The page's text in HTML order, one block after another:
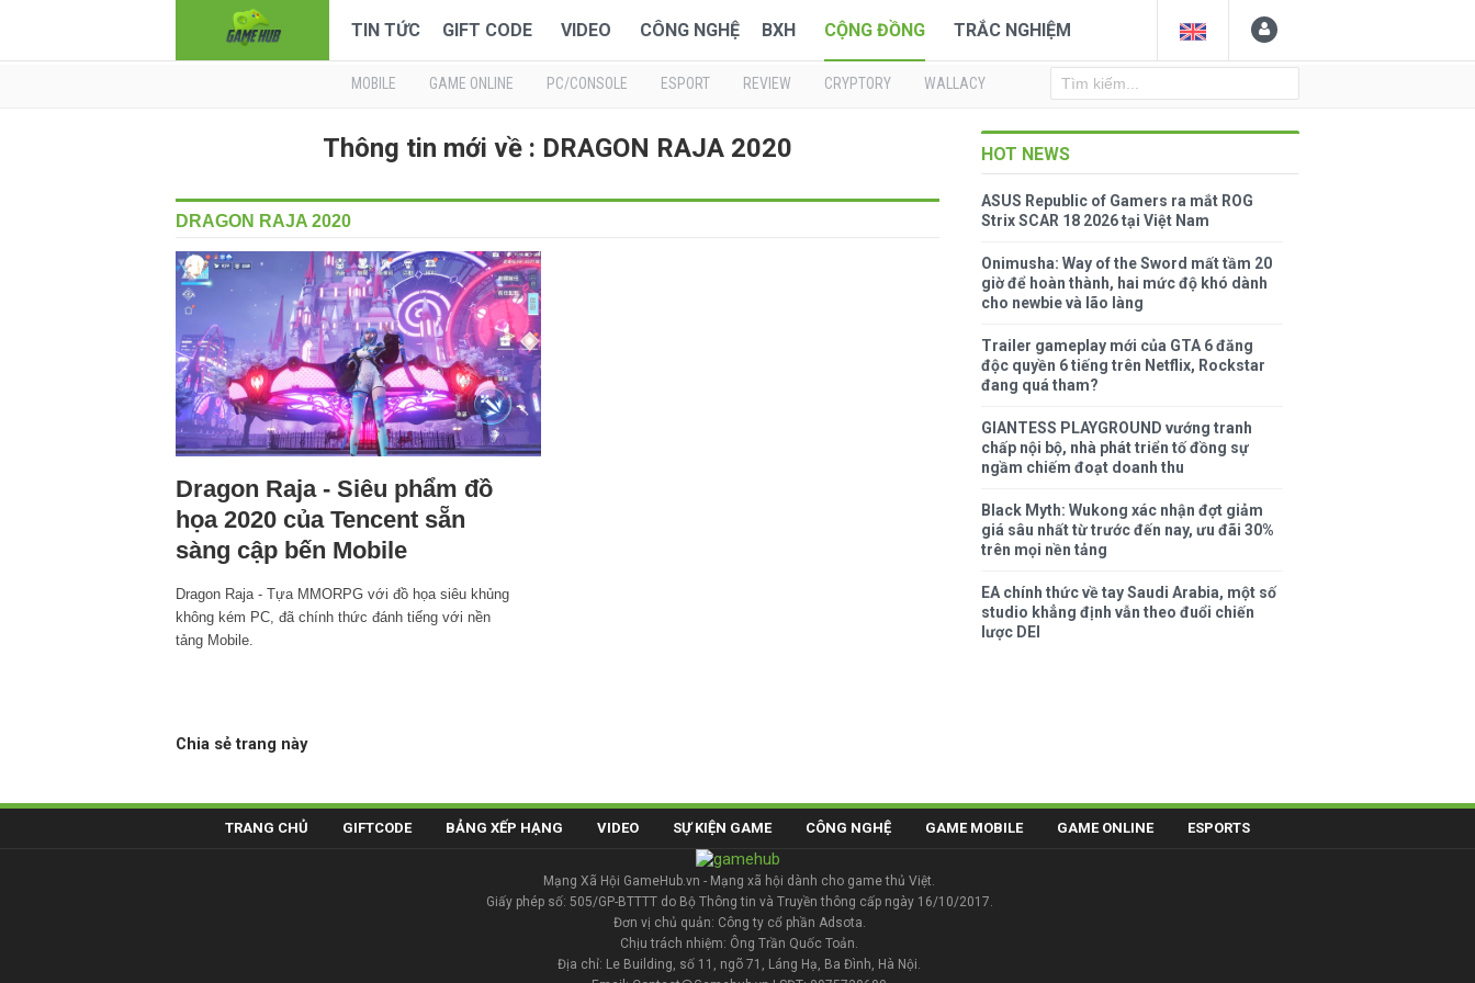
TIN TỨC GIFT CODE VIDEO CÔNG NGHỆ BXH CỘNG ĐỒNG TRẮC NGHIỆM
MOBILE GAME ONLINE PC/CONSOLE ESPORT REVIEW CRYPTORY WALLACY
Thông tin mới về : DRAGON RAJA 2020
DRAGON RAJA 2020
Dragon Raja - Siêu phẩm đồ
họa 2020 của Tencent sẵn
sàng cập bến Mobile
Dragon Raja - Tựa MMORPG với đồ họa siêu khủng
không kém PC, đã chính thức đánh tiếng với nền
tảng Mobile.
Chia sẻ trang này
HOT NEWS
ASUS Republic of Gamers ra mắt ROG
Strix SCAR 18 2026 tại Việt Nam
Onimusha: Way of the Sword mất tầm 20
giờ để hoàn thành, hai mức độ khó dành
cho newbie và lão làng
Trailer gameplay mới của GTA 6 đăng
độc quyền 6 tiếng trên Netflix, Rockstar
đang quá tham?
GIANTESS PLAYGROUND vướng tranh
chấp nội bộ, nhà phát triển tố đồng sự
ngầm chiếm đoạt doanh thu
Black Myth: Wukong xác nhận đợt giảm
giá sâu nhất từ trước đến nay, ưu đãi 30%
trên mọi nền tảng
EA chính thức về tay Saudi Arabia, một số
studio khẳng định vẫn theo đuổi chiến
lược DEI
TRANG CHỦ GIFTCODE BẢNG XẾP HẠNG VIDEO SỰ KIỆN GAME CÔNG NGHỆ GAME MOBILE GAME ONLINE ESPORTS
Mạng Xã Hội GameHub.vn - Mạng xã hội dành cho game thủ Việt.
Giấy phép số: 505/GP-BTTTT do Bộ Thông tin và Truyền thông cấp ngày 16/10/2017.
Đơn vị chủ quản: Công ty cổ phần Adsota.
Chịu trách nhiệm: Ông Trần Quốc Toản.
Địa chỉ: Le Building, số 11, ngõ 71, Láng Hạ, Ba Đình, Hà Nội.